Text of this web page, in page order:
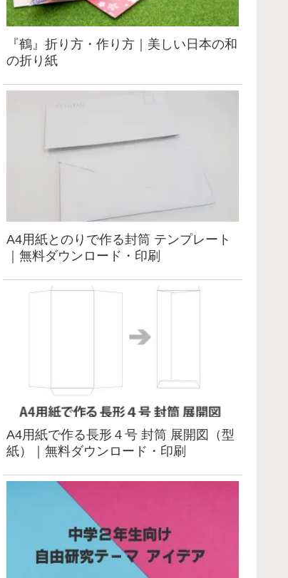
『鶴』折り方・作り方｜美しい日本の和
の折り紙
A4用紙とのりで作る封筒 テンプレート
｜無料ダウンロード・印刷
A4用紙で作る長形４号 封筒 展開図（型
紙）｜無料ダウンロード・印刷